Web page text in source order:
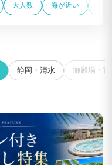
大人数 海が近い
静岡・清水 御殿場・